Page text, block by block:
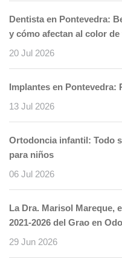
Dentista en Pontevedra:
y cómo afectan al color
20 Jul 2026
Implantes en Pontevedra:
13 Jul 2026
Ortodoncia infantil: Todo
para niños
06 Jul 2026
La Dra. Marisol Mareque,
2021-2026 del Grao en
29 Jun 2026